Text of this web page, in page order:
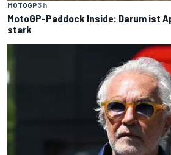
MOTOGP3 h
MotoGP-Paddock Inside: Darum ist
stark